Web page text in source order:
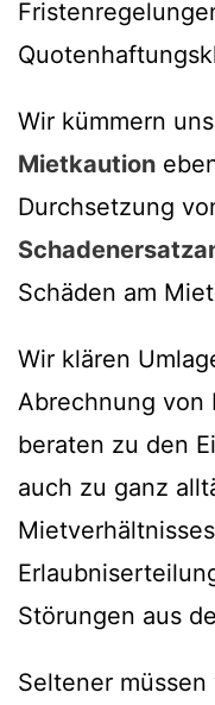
Wir kümmern
Mietkaution
Durchsetzung
Schäden am
Wir klären
Abrechnung von
beraten zu den
auch zu ganz
Störungen aus
Seltener